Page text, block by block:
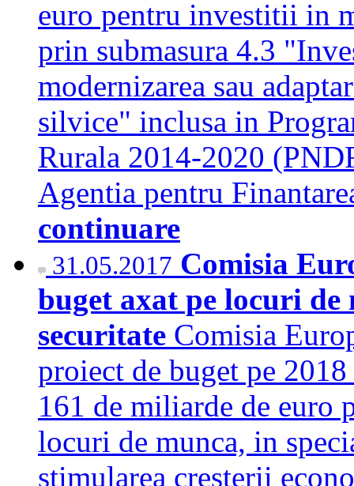
euro pentru investitii in
prin submasura 4.3
modernizarea sau
silvice" inclusa in
Rurala 2014-2020
Agentia pentru
continuare
31.05.2017 Comisia
buget axat pe locuri
securitate Comisia
proiect de buget pe
161 de miliarde de euro
locuri de munca, in
stimularea cresterii